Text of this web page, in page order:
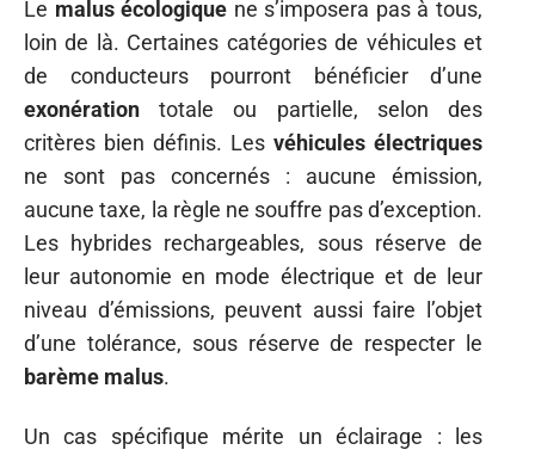
Le malus écologique ne s’imposera pas à tous,
loin de là. Certaines catégories de véhicules et
de conducteurs pourront bénéficier d’une
exonération totale ou partielle, selon des
critères bien définis. Les véhicules électriques
ne sont pas concernés : aucune émission,
aucune taxe, la règle ne souffre pas d’exception.
Les hybrides rechargeables, sous réserve de
leur autonomie en mode électrique et de leur
niveau d’émissions, peuvent aussi faire l’objet
d’une tolérance, sous réserve de respecter le
barème malus.
Un cas spécifique mérite un éclairage : les